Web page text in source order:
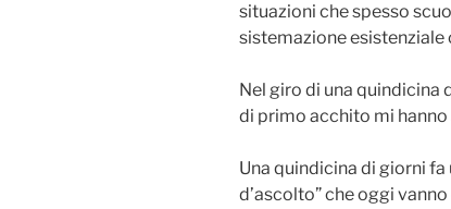
situazioni che spesso
sistemazione
Nel giro di una quindicina
di primo acchito mi
Una quindicina di giorni
d’ascolto” che oggi